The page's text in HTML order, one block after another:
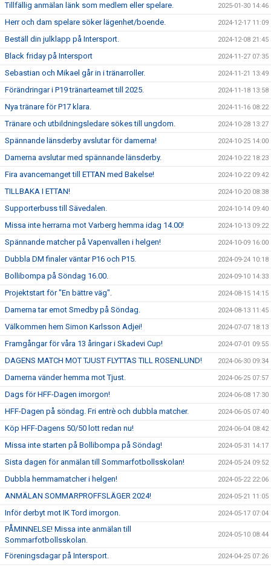
Tillfällig anmälan länk som medlem eller spelare. 2025-01-30 14:46
Herr och dam spelare söker lägenhet/boende. 2024-12-17 11:09
Beställ din julklapp på Intersport. 2024-12-08 21:45
Black friday på Intersport 2024-11-27 07:35
Sebastian och Mikael går in i tränarroller. 2024-11-21 13:49
Förändringar i P19 tränarteamet till 2025. 2024-11-18 13:58
Nya tränare för P17 klara. 2024-11-16 08:22
Tränare och utbildningsledare sökes till ungdom. 2024-10-28 13:27
Spännande länsderby avslutar för damerna! 2024-10-25 14:00
Damerna avslutar med spännande länsderby. 2024-10-22 18:23
Fira avancemanget till ETTAN med Bakelse! 2024-10-22 09:42
TILLBAKA I ETTAN! 2024-10-20 08:38
Supporterbuss till Sävedalen. 2024-10-14 09:40
Missa inte herrarna mot Varberg hemma idag 14.00! 2024-10-13 09:22
Spännande matcher på Vapenvallen i helgen! 2024-10-09 16:00
Dubbla DM finaler väntar P16 och P15. 2024-09-24 10:18
Bollibompa på Söndag 16.00. 2024-09-10 14:33
Projektstart för "En bättre väg". 2024-08-15 14:15
Damerna tar emot Smedby på Söndag. 2024-08-13 11:45
Välkommen hem Simon Karlsson Adjei! 2024-07-07 18:13
Framgångar för våra 13 åringar i Skadevi Cup! 2024-07-01 09:55
DAGENS MATCH MOT TJUST FLYTTAS TILL ROSENLUND! 2024-06-30 09:34
Damerna vänder hemma mot Tjust. 2024-06-25 07:57
Dags för HFF-Dagen imorgon! 2024-06-08 17:30
HFF-Dagen på söndag. Fri entrè och dubbla matcher. 2024-06-05 07:40
Köp HFF-Dagens 50/50 lott redan nu! 2024-06-04 08:42
Missa inte starten på Bollibompa på Söndag! 2024-05-31 14:17
Sista dagen för anmälan till Sommarfotbollsskolan! 2024-05-24 09:52
Dubbla hemmamatcher i helgen! 2024-05-22 22:06
ANMÄLAN SOMMARPROFFSLÄGER 2024! 2024-05-21 11:05
Inför derbyt mot IK Tord imorgon. 2024-05-17 07:04
PÅMINNELSE! Missa inte anmälan till
Sommarfotbollsskolan.
2024-05-10 08:44
Föreningsdagar på Intersport. 2024-04-25 07:26